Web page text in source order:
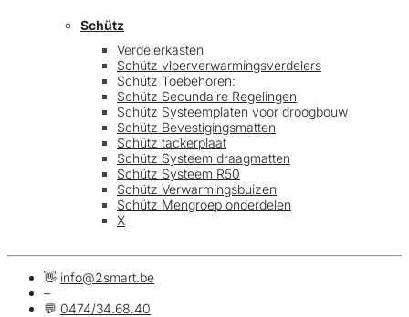
Schütz
Verdelerkasten
Schütz vloerverwarmingsverdelers
Schütz Toebehoren:
Schütz Secundaire Regelingen
Schütz Systeemplaten voor droogbouw
Schütz Bevestigingsmatten
Schütz tackerplaat
Schütz Systeem draagmatten
Schütz Systeem R50
Schütz Verwarmingsbuizen
Schütz Mengroep onderdelen
X
👋 info@2smart.be
–
💬 0474/34.68.40